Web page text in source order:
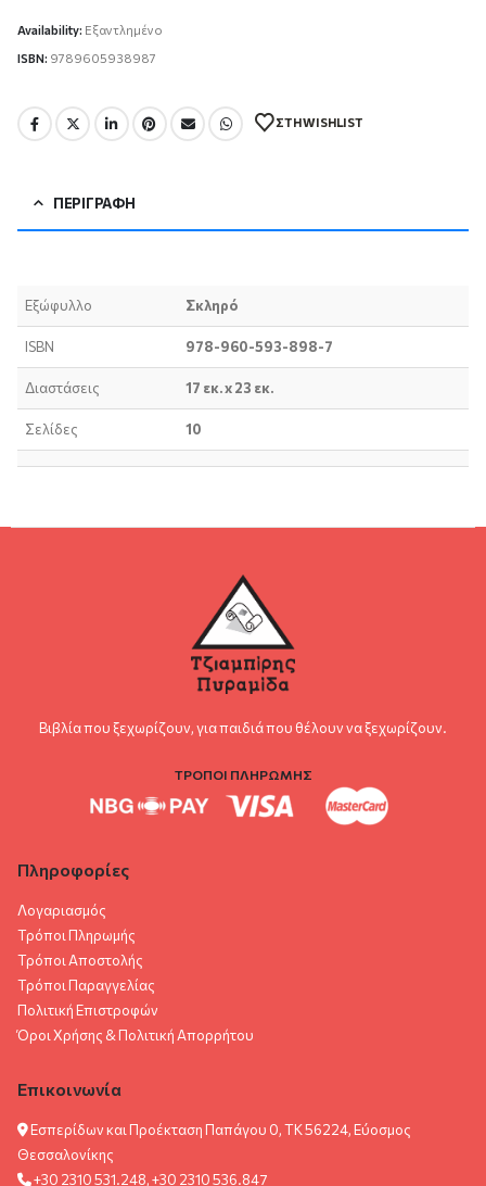
Availability: Εξαντλημένο
ISBN: 9789605938987
ΣΤΗ WISHLIST
ΠΕΡΙΓΡΑΦΉ
Εξώφυλλο Σκληρό
ISBN 978-960-593-898-7
Διαστάσεις 17 εκ. x 23 εκ.
Σελίδες 10
Βιβλία που ξεχωρίζουν, για παιδιά που θέλουν να ξεχωρίζουν.
ΤΡΟΠΟΙ ΠΛΗΡΩΜΗΣ
Πληροφορίες
Λογαριασμός
Τρόποι Πληρωμής
Τρόποι Αποστολής
Τρόποι Παραγγελίας
Πολιτική Επιστροφών
Όροι Χρήσης & Πολιτική Aπορρήτου
Επικοινωνία
Εσπερίδων και Προέκταση Παπάγου 0, ΤΚ 56224, Εύοσμος
Θεσσαλονίκης
+30 2310 531.248, +30 2310 536.847